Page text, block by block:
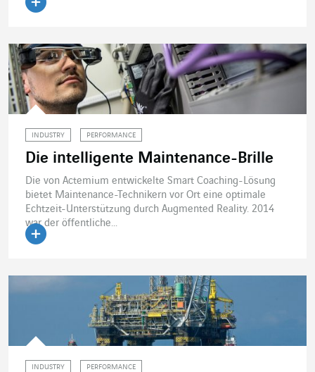
INDUSTRY PERFORMANCE
Die intelligente Maintenance-Brille
Die von Actemium entwickelte Smart Coaching-Lösung
bietet Maintenance-Technikern vor Ort eine optimale
Echtzeit-Unterstützung durch Augmented Reality. 2014
war der öffentliche...
INDUSTRY PERFORMANCE